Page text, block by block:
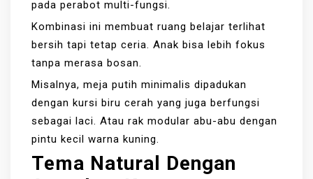
pada perabot multi-fungsi.
Kombinasi ini membuat ruang belajar terlihat
bersih tapi tetap ceria. Anak bisa lebih fokus
tanpa merasa bosan.
Misalnya, meja putih minimalis dipadukan
dengan kursi biru cerah yang juga berfungsi
sebagai laci. Atau rak modular abu-abu dengan
pintu kecil warna kuning.
Tema Natural Dengan